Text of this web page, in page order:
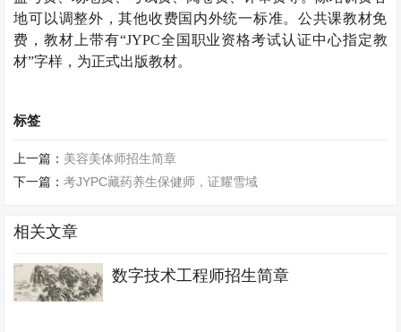
地可以调整外，其他收费国内外统一标准。公共课教材免
费，教材上带有“JYPC全国职业资格考试认证中心指定教
材”字样，为正式出版教材。
标签
上一篇： 美容美体师招生简章
下一篇：考JYPC藏药养生保健师，证耀雪域
相关文章
数字技术工程师招生简章